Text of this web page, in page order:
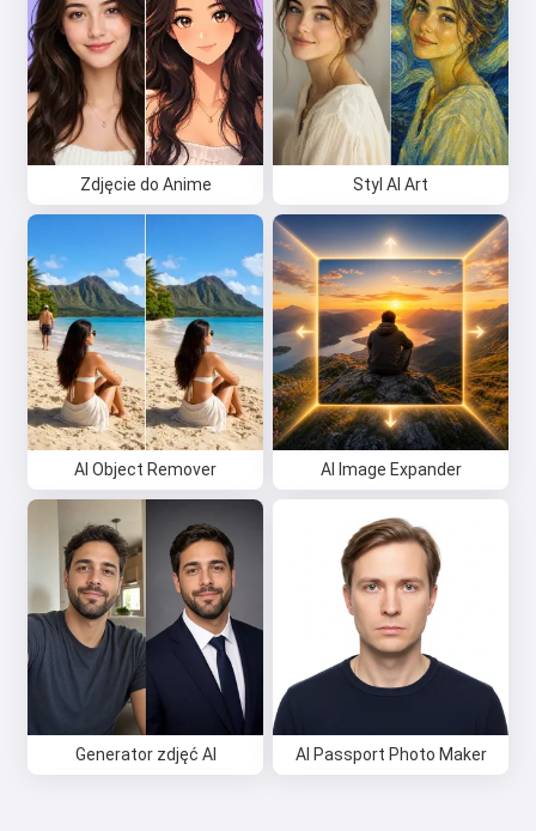
Zdjęcie do Anime Styl AI Art
AI Object Remover AI Image Expander
Generator zdjęć AI AI Passport Photo Maker